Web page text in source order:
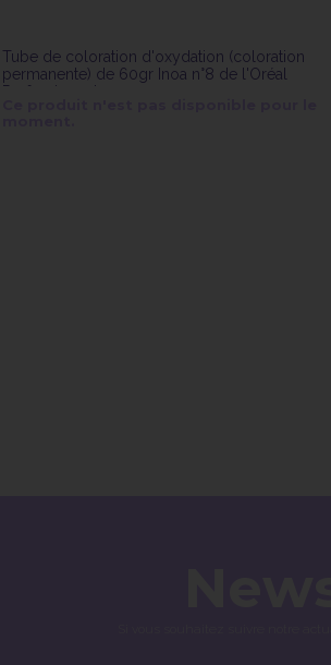
Tube de coloration d'oxydation (coloration
permanente) de 60gr Inoa n°8 de l'Oréal
Professionnel